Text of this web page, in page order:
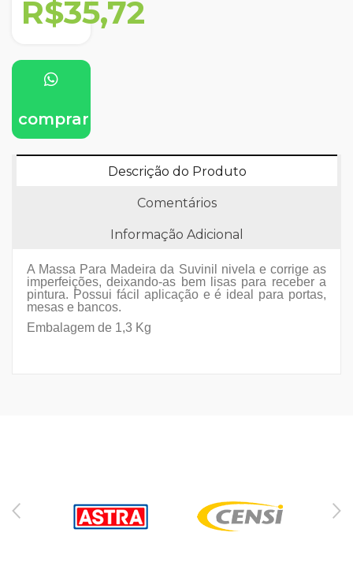
R$35,72
comprar
Descrição do Produto
Comentários
Informação Adicional
A Massa Para Madeira da Suvinil nivela e corrige as
imperfeições, deixando-as bem lisas para receber a
pintura. Possui fácil aplicação e é ideal para portas,
mesas e bancos.
Embalagem de 1,3 Kg